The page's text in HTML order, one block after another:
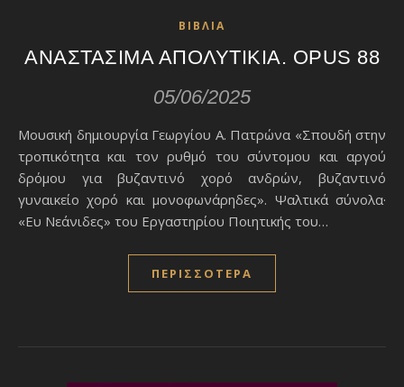
ΒΙΒΛΙΑ
ΑΝΑΣΤΑΣΙΜΑ ΑΠΟΛΥΤΙΚΙΑ. OPUS 88
05/06/2025
Μουσική δημιουργία Γεωργίου Α. Πατρώνα «Σπουδή στην
τροπικότητα και τον ρυθμό του σύντομου και αργού
δρόμου για βυζαντινό χορό ανδρών, βυζαντινό
γυναικείο χορό και μονοφωνάρηδες».‍ Ψαλτικά σύνολα·
«Ευ Νεάνιδες» του Εργαστηρίου Ποιητικής του…
ΠΕΡΙΣΣΌΤΕΡΑ